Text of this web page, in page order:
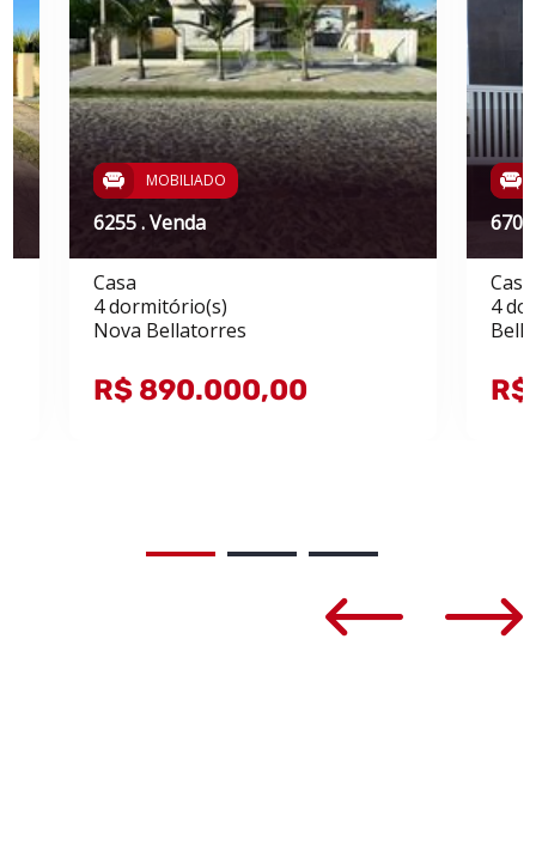
MOBILIADO
6255 . Venda
Casa
4 dormitório(s)
Nova Bellatorres
R$ 890.000,00
Casa
4